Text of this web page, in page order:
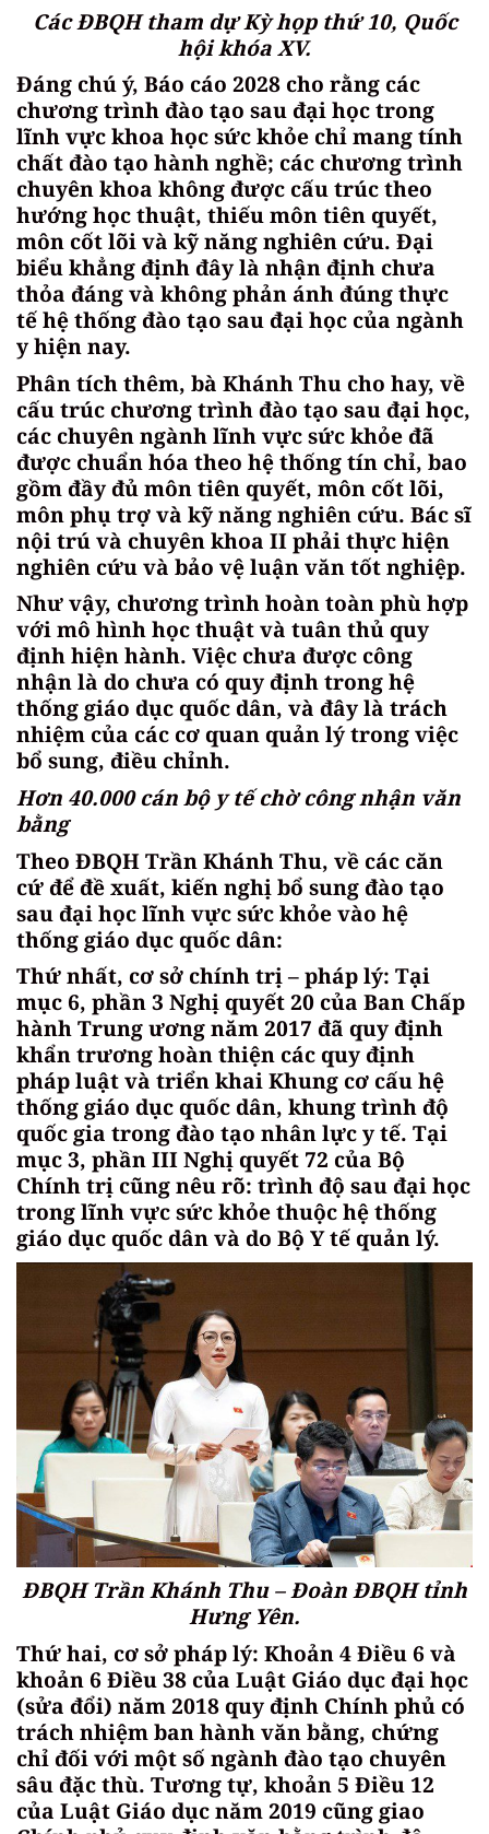
Các ĐBQH tham dự Kỳ họp thứ 10, Quốc
hội khóa XV.
Đáng chú ý, Báo cáo 2028 cho rằng các
chương trình đào tạo sau đại học trong
lĩnh vực khoa học sức khỏe chỉ mang tính
chất đào tạo hành nghề; các chương trình
chuyên khoa không được cấu trúc theo
hướng học thuật, thiếu môn tiên quyết,
môn cốt lõi và kỹ năng nghiên cứu. Đại
biểu khẳng định đây là nhận định chưa
thỏa đáng và không phản ánh đúng thực
tế hệ thống đào tạo sau đại học của ngành
y hiện nay.
Phân tích thêm, bà Khánh Thu cho hay, về
cấu trúc chương trình đào tạo sau đại học,
các chuyên ngành lĩnh vực sức khỏe đã
được chuẩn hóa theo hệ thống tín chỉ, bao
gồm đầy đủ môn tiên quyết, môn cốt lõi,
môn phụ trợ và kỹ năng nghiên cứu. Bác sĩ
nội trú và chuyên khoa II phải thực hiện
nghiên cứu và bảo vệ luận văn tốt nghiệp.
Như vậy, chương trình hoàn toàn phù hợp
với mô hình học thuật và tuân thủ quy
định hiện hành. Việc chưa được công
nhận là do chưa có quy định trong hệ
thống giáo dục quốc dân, và đây là trách
nhiệm của các cơ quan quản lý trong việc
bổ sung, điều chỉnh.
Hơn 40.000 cán bộ y tế chờ công nhận văn
bằng
Theo ĐBQH Trần Khánh Thu, về các căn
cứ để đề xuất, kiến nghị bổ sung đào tạo
sau đại học lĩnh vực sức khỏe vào hệ
thống giáo dục quốc dân:
Thứ nhất, cơ sở chính trị – pháp lý: Tại
mục 6, phần 3 Nghị quyết 20 của Ban Chấp
hành Trung ương năm 2017 đã quy định
khẩn trương hoàn thiện các quy định
pháp luật và triển khai Khung cơ cấu hệ
thống giáo dục quốc dân, khung trình độ
quốc gia trong đào tạo nhân lực y tế. Tại
mục 3, phần III Nghị quyết 72 của Bộ
Chính trị cũng nêu rõ: trình độ sau đại học
trong lĩnh vực sức khỏe thuộc hệ thống
giáo dục quốc dân và do Bộ Y tế quản lý.
ĐBQH Trần Khánh Thu – Đoàn ĐBQH tỉnh
Hưng Yên.
Thứ hai, cơ sở pháp lý: Khoản 4 Điều 6 và
khoản 6 Điều 38 của Luật Giáo dục đại học
(sửa đổi) năm 2018 quy định Chính phủ có
trách nhiệm ban hành văn bằng, chứng
chỉ đối với một số ngành đào tạo chuyên
sâu đặc thù. Tương tự, khoản 5 Điều 12
của Luật Giáo dục năm 2019 cũng giao